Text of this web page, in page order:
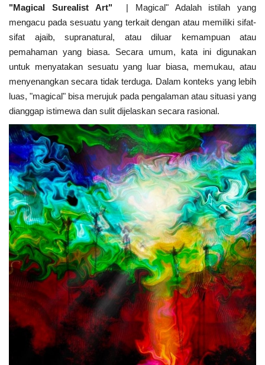
"Magical Surealist Art" | Magical" Adalah istilah yang
mengacu pada sesuatu yang terkait dengan atau memiliki sifat-
sifat ajaib, supranatural, atau diluar kemampuan atau
pemahaman yang biasa. Secara umum, kata ini digunakan
untuk menyatakan sesuatu yang luar biasa, memukau, atau
menyenangkan secara tidak terduga. Dalam konteks yang lebih
luas, "magical" bisa merujuk pada pengalaman atau situasi yang
dianggap istimewa dan sulit dijelaskan secara rasional.